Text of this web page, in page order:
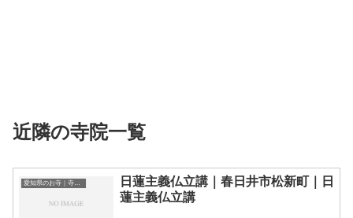
近隣の寺院一覧
愛知県のお寺｜寺院一覧
日蓮主義仏立講｜春日井市松新町｜日
蓮主義仏立講